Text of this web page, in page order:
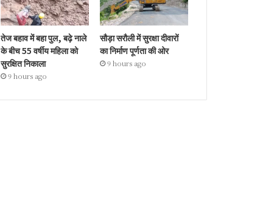
तेज बहाव में बहा पुल, बढ़े नाले
के बीच 55 वर्षीय महिला को
सुरक्षित निकाला
9 hours ago
सौड़ा सरौली में सुरक्षा दीवारों
का निर्माण पूर्णता की ओर
9 hours ago